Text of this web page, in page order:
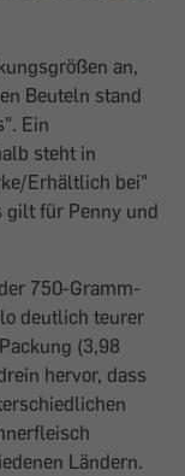
an,
Beuteln stand
Ein
steht in
­Erhältlich bei"
gilt für Penny und
750-Gramm-
deutlich teurer
(3,98
hervor, dass
Ländern.